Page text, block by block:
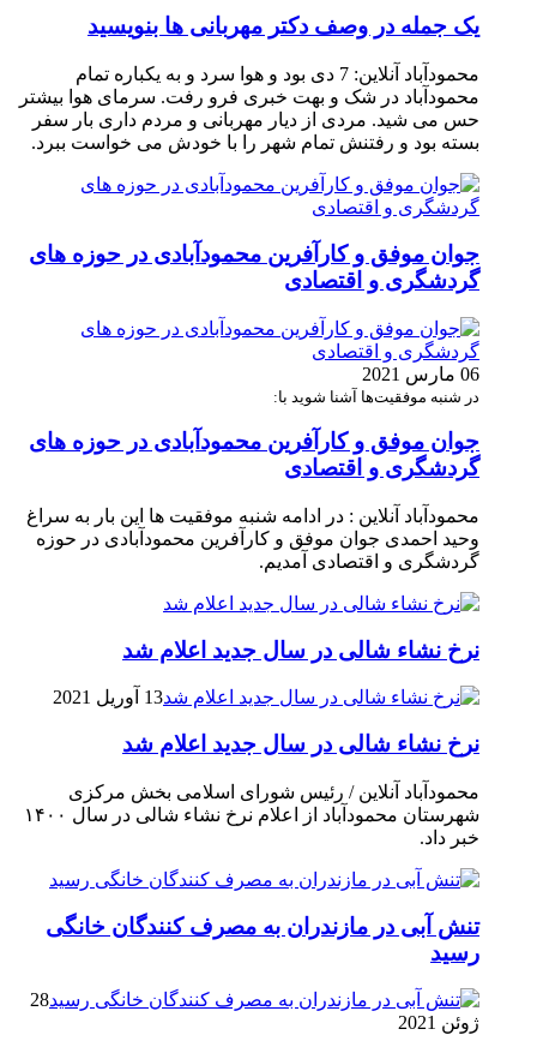
یک جمله در وصف دکتر مهربانی ها بنویسید
محمودآباد آنلاین: 7 دی بود و هوا سرد و به یکباره تمام
محمودآباد در شک و بهت خبری فرو رفت. سرمای هوا بیشتر
حس می شید. مردی از دیار مهربانی و مردم داری بار سفر
بسته بود و رفتنش تمام شهر را با خودش می خواست ببرد.
جوان موفق و کارآفرین محمودآبادی در حوزه های
گردشگری و اقتصادی
06 مارس 2021
در شنبه موفقیت‌ها آشنا شوید با:
جوان موفق و کارآفرین محمودآبادی در حوزه های
گردشگری و اقتصادی
محمودآباد آنلاین : در ادامه شنبه موفقیت ها این بار به سراغ
وحید احمدی جوان موفق و کارآفرین محمودآبادی در حوزه
گردشگری و اقتصادی آمدیم.
نرخ نشاء شالی در سال جدید اعلام شد
13 آوریل 2021
نرخ نشاء شالی در سال جدید اعلام شد
محمودآباد آنلاین / رئیس شورای اسلامی بخش مرکزی
شهرستان محمودآباد از اعلام نرخ نشاء شالی در سال ۱۴۰۰
خبر داد.
تنش آبی در مازندران به مصرف كنندگان خانگی
رسيد
28
ژوئن 2021